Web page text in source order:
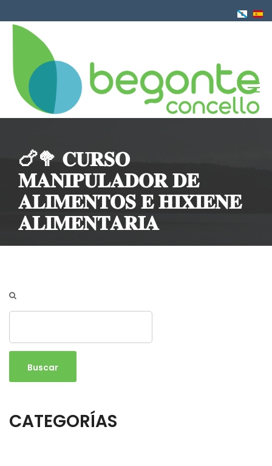
o
🍗🥦 𝐂𝐔𝐑𝐒𝐎
𝐌𝐀𝐍𝐈𝐏𝐔𝐋𝐀𝐃𝐎𝐑 𝐃𝐄
𝐀𝐋𝐈𝐌𝐄𝐍𝐓𝐎𝐒 𝐄 𝐇𝐈𝐗𝐈𝐄𝐍𝐄
𝐀𝐋𝐈𝐌𝐄𝐍𝐓𝐀𝐑𝐈𝐀
CATEGORÍAS